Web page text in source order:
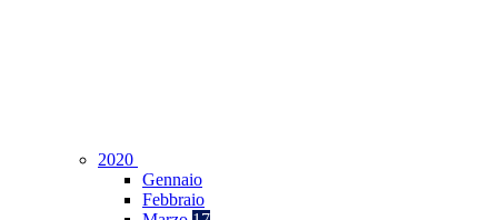
2020
Gennaio
Febbraio